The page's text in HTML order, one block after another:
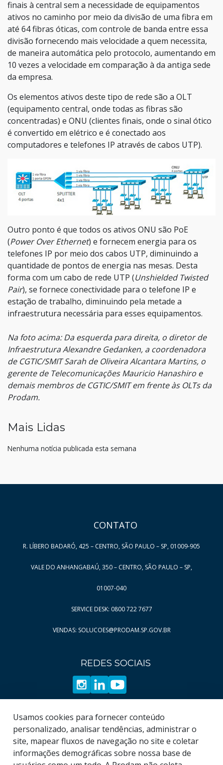
finais à central sem a necessidade de equipamentos
ativos no caminho por meio da divisão de uma fibra em
até 64 fibras óticas, com controle de banda entre essa
divisão fornecendo mais velocidade a quem necessita,
de maneira automática pelo protocolo, aumentando em
10 vezes a velocidade em comparação à da antiga sede
da empresa.
Os elementos ativos deste tipo de rede são a OLT
(equipamento central, onde todas as fibras são
concentradas) e ONU (clientes finais, onde o sinal ótico
é convertido em elétrico e é conectado aos
computadores e telefones IP através de cabos UTP).
Outro ponto é que todos os ativos ONU são PoE
(Power Over Ethernet) e fornecem energia para os
telefones IP por meio dos cabos UTP, diminuindo a
quantidade de pontos de energia nas mesas. Desta
forma com um cabo de rede UTP (Unshielded Twisted
Pair), se fornece conectividade para o telefone IP e
estação de trabalho, diminuindo pela metade a
infraestrutura necessária para esses equipamentos.
Na foto acima: Da esquerda para direita, o diretor de
Infraestrutura Alexandre Gedanken, a coordenadora
de CGTIC/SMIT Sarah de Oliveira Alcantara Martins, o
gerente de Telecomunicações Mauricio Hanashiro e
demais membros de CGTIC/SMIT em frente às OLTs da
Prodam.
Mais Lidas
Nenhuma notícia publicada esta semana
CONTATO
R. LÍBERO BADARÓ, 425 – CENTRO, SÃO PAULO – SP, 01009-905
VALE DO ANHANGABAÚ, 350 – CENTRO, SÃO PAULO – SP,
01007-040
SERVICE DESK: 0800 722 7677
VENDAS: SOLUCOES@PRODAM.SP.GOV.BR
REDES SOCIAIS
Usamos cookies para fornecer conteúdo
personalizado, analisar tendências, administrar o
site, mapear fluxos de navegação no site e coletar
informações demográficas sobre nossa base de